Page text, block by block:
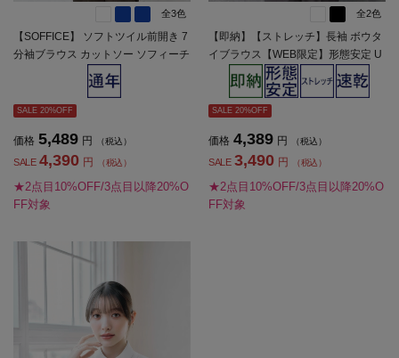
全3色
【SOFFICE】 ソフトツイル前開き 7
分袖ブラウス カットソー ソフィーチ
SALE 20%OFF
価格 5,489 円 （税込）
SALE 4,390 円 （税込）
★2点目10%OFF/3点目以降20%O
FF対象
全2色
【即納】【ストレッチ】長袖 ボウタ
イブラウス【WEB限定】形態安定 U
Vカット 通年【レディース】
SALE 20%OFF
価格 4,389 円 （税込）
SALE 3,490 円 （税込）
★2点目10%OFF/3点目以降20%O
FF対象